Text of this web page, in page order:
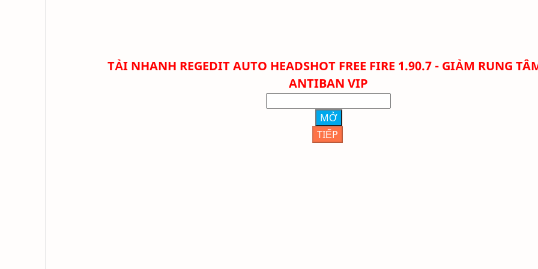
TẢI NHANH REGEDIT AUTO HEADSHOT FREE FIRE 1.90.7 - GIẢM RUNG
ANTIBAN VIP
MỞ
TIẾP